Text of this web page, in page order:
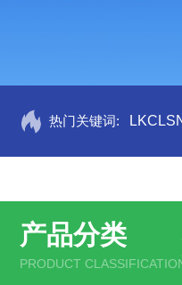
热门关键词:
产品分类
PRODUCT